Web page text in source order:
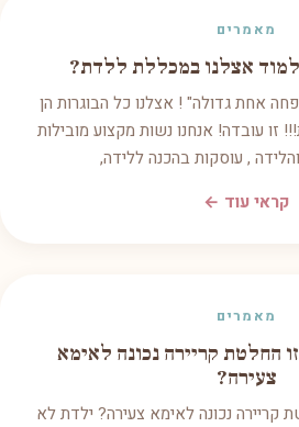
מאמרים
אצלנו במכללת ללדת?
אחת גדולה" ! אצלנו כל הבוגרות הן
זו עובדה! אנחנו נשות מקצוע מובילות
, עוסקות בהכנה ללידה,
קראי עוד ←
מאמרים
החלטת קריירה נכונה לאימא
צעירה?
קריירה נכונה לאימא צעירה? ילדת לא